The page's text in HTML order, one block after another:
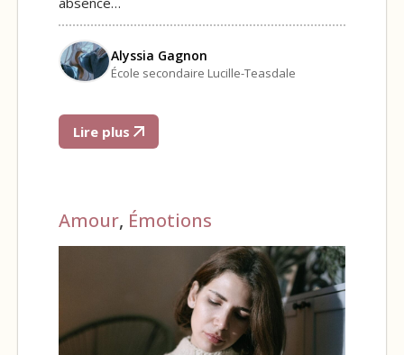
Alyssia Gagnon
École secondaire Lucille-Teasdale
Lire plus
Amour, Émotions